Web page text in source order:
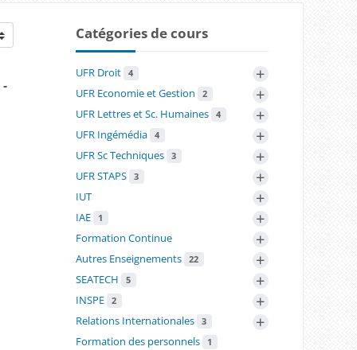
-
Catégories de cours
UFR Droit 4 +
UFR Economie et Gestion 2 +
UFR Lettres et Sc. Humaines 4 +
UFR Ingémédia 4 +
UFR Sc Techniques 3 +
UFR STAPS 3 +
IUT +
IAE 1 +
Formation Continue +
Autres Enseignements 22 +
SEATECH 5 +
INSPE 2 +
Relations Internationales 3 +
Formation des personnels 1